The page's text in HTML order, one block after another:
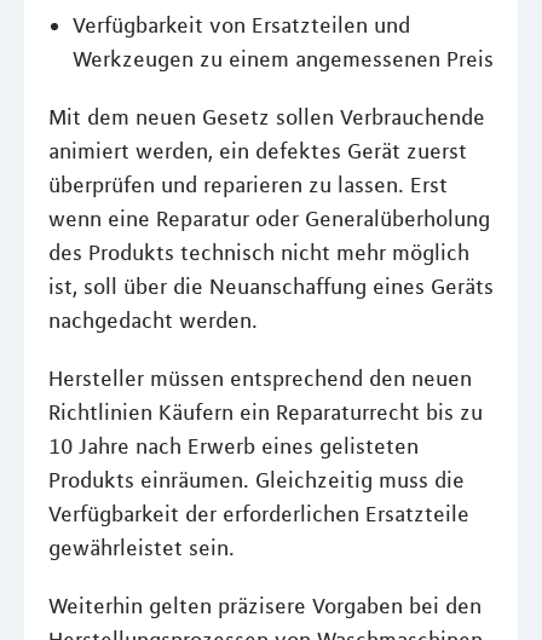
Verfügbarkeit von Ersatzteilen und
Werkzeugen zu einem angemessenen Preis
Mit dem neuen Gesetz sollen Verbrauchende
animiert werden, ein defektes Gerät zuerst
überprüfen und reparieren zu lassen. Erst
wenn eine Reparatur oder Generalüberholung
des Produkts technisch nicht mehr möglich
ist, soll über die Neuanschaffung eines Geräts
nachgedacht werden.
Hersteller müssen entsprechend den neuen
Richtlinien Käufern ein Reparaturrecht bis zu
10 Jahre nach Erwerb eines gelisteten
Produkts einräumen. Gleichzeitig muss die
Verfügbarkeit der erforderlichen Ersatzteile
gewährleistet sein.
Weiterhin gelten präzisere Vorgaben bei den